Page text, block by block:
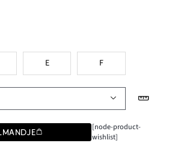
E F
[node-product-
wishlist]